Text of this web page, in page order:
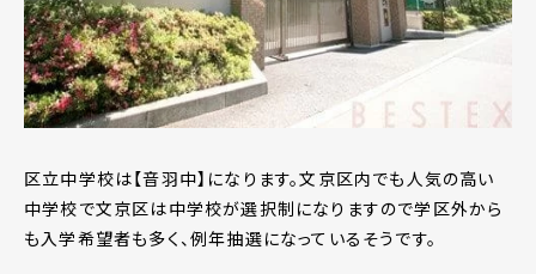
区立中学校は【音羽中】になります。文京区内でも人気の高い
中学校で文京区は中学校が選択制になりますので学区外から
も入学希望者も多く、例年抽選になっているそうです。